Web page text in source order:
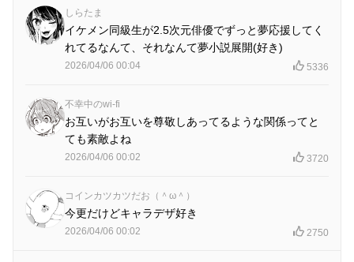
しらたま
イケメン同級生が2.5次元俳優でずっと夢応援してく
れてるなんて、それなんて夢小説展開(好き)
2026/04/06 00:04 5336
不幸中のwi-fi
お互いがお互いを尊敬しあってるような関係ってと
ても素敵よね
2026/04/06 00:02 3720
コインカツカツだお（＾ω＾）
今更だけどキャラデザ好き
2026/04/06 00:02 2750